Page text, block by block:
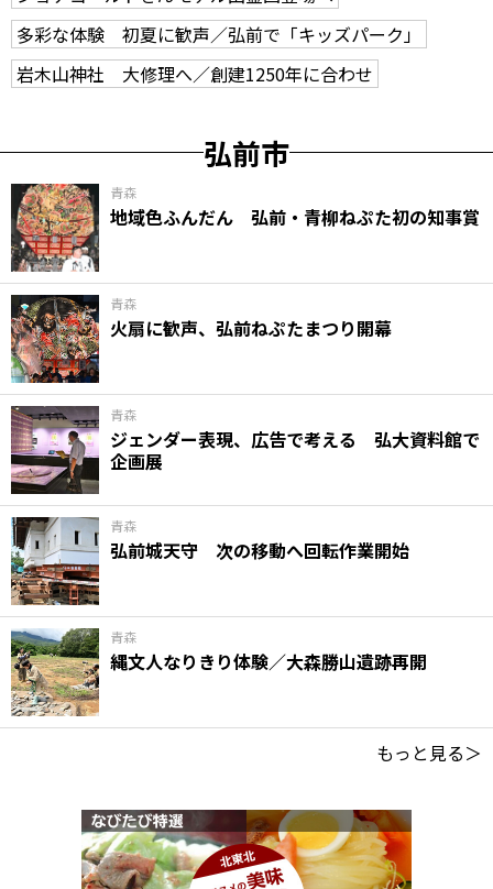
多彩な体験 初夏に歓声／弘前で「キッズパーク」
岩木山神社 大修理へ／創建1250年に合わせ
弘前市
青森
地域色ふんだん 弘前・青柳ねぷた初の知事賞
青森
火扇に歓声、弘前ねぷたまつり開幕
青森
ジェンダー表現、広告で考える 弘大資料館で
企画展
青森
弘前城天守 次の移動へ回転作業開始
青森
縄文人なりきり体験／大森勝山遺跡再開
もっと見る＞